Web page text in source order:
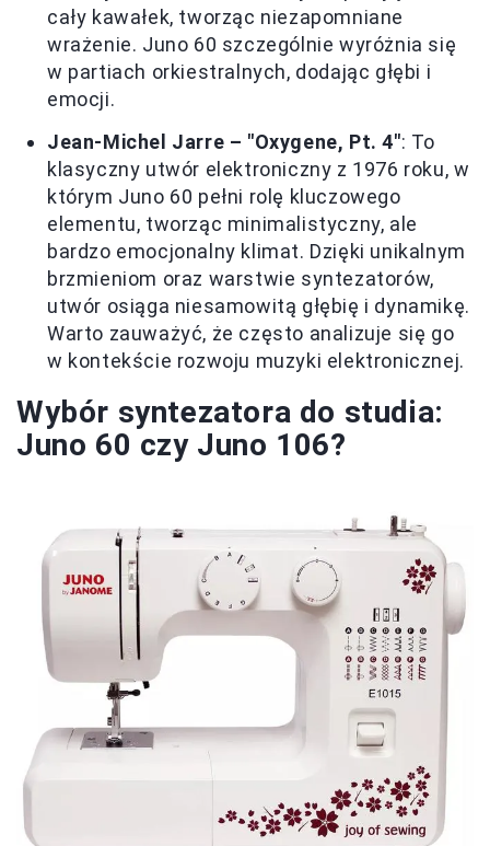
cały kawałek, tworząc niezapomniane
wrażenie. Juno 60 szczególnie wyróżnia się
w partiach orkiestralnych, dodając głębi i
emocji.
Jean-Michel Jarre – "Oxygene, Pt. 4": To
klasyczny utwór elektroniczny z 1976 roku, w
którym Juno 60 pełni rolę kluczowego
elementu, tworząc minimalistyczny, ale
bardzo emocjonalny klimat. Dzięki unikalnym
brzmieniom oraz warstwie syntezatorów,
utwór osiąga niesamowitą głębię i dynamikę.
Warto zauważyć, że często analizuje się go
w kontekście rozwoju muzyki elektronicznej.
Wybór syntezatora do studia:
Juno 60 czy Juno 106?